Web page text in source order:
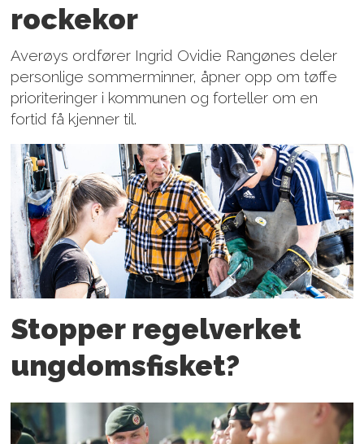
rockekor
Averøys ordfører Ingrid Ovidie Rangønes deler
personlige sommerminner, åpner opp om tøffe
prioriteringer i kommunen og forteller om en
fortid få kjenner til.
Stopper regelverket
ungdoms­fisket?